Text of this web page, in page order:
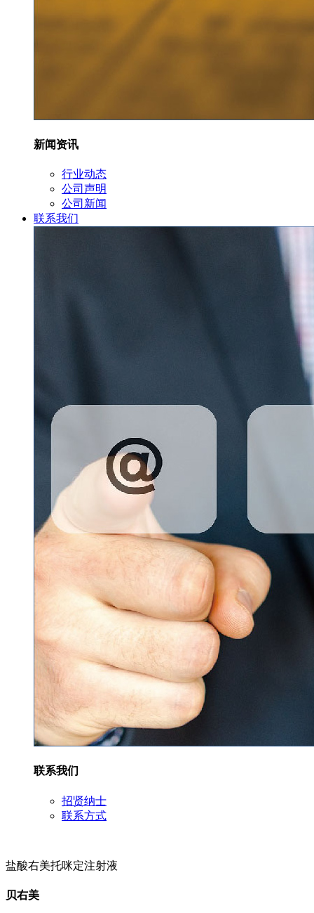
新闻资讯
行业动态
公司声明
公司新闻
联系我们
联系我们
招贤纳士
联系方式
盐酸右美托咪定注射液
贝右美